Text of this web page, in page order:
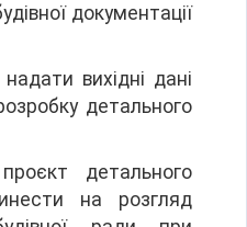
документації
вихідні дані
детального
детального
на розгляд